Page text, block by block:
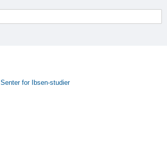
Senter for Ibsen-studier